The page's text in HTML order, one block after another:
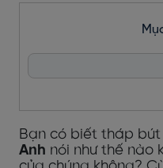
Bạn có biết tháp
Anh nói như thế nào